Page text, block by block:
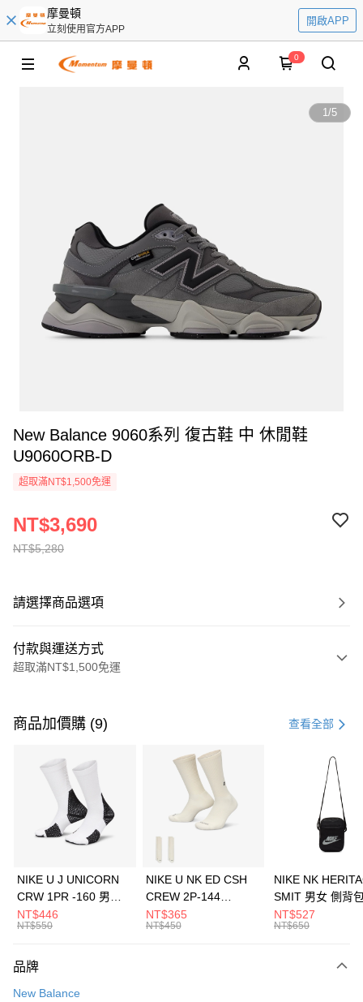
摩曼頓
立刻使用官方APP
開啟APP
0
1/5
New Balance 9060系列 復古鞋 中 休閒鞋
U9060ORB-D
超取滿NT$1,500免運
NT$5,280
NT$3,690
請選擇商品選項
付款與運送方式
超取滿NT$1,500免運
信用卡一次付款
3 期 0 利率 每期 21家銀行
合作金庫商業銀行
第一商業銀行
華南商業銀行
彰化商業銀行
上海商業儲蓄銀行
元大商業銀行
台灣樂天信用卡公司
Apple Pay
全盈+PAY
AFTEE先享後付
【關於「AFTEE先享後付」】
便利好安心！
運送方式
商品加價購 (9) 查看全部
NIKE U J UNICORN
CRW 1PR -160 男女
中統襪 FZ3393100
NT$446
NT$550
NIKE U NK ED CSH
CREW 2P-144
EMBRDY 男女 短統襪
FZ3073133
NT$365
NT$450
NIKE NK
SMIT 男女 側背
BA5871010
NT$527
NT$650
品牌
New Balance